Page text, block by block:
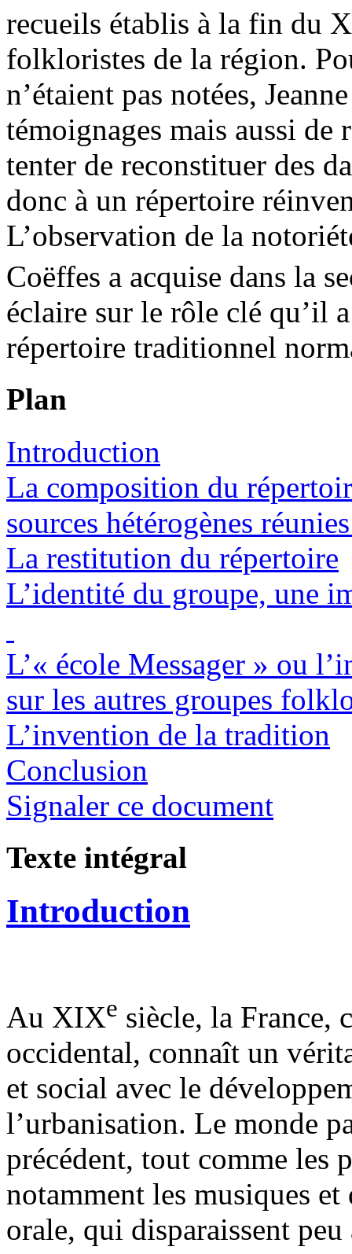
recueils établis à la fin du
folkloristes de la région.
n’étaient pas notées,
témoignages mais aussi de
tenter de reconstituer des
donc à un répertoire
L’observation de la
Coëffes a acquise dans la
éclaire sur le rôle clé qu’il
répertoire traditionnel
Plan
Introduction
La composition du
sources hétérogènes
La restitution du répertoire
L’identité du groupe, une
L’« école Messager » ou
sur les autres groupes
L’invention de la tradition
Conclusion
Signaler ce document
Texte intégral
Introduction
Au XIXe siècle, la France,
occidental, connaît un
et social avec le
l’urbanisation. Le monde
précédent, tout comme les
notamment les musiques
orale, qui disparaissent